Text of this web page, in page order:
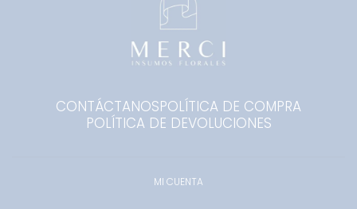
CONTÁCTANOSPOLÍTICA DE COMPRA
POLÍTICA DE DEVOLUCIONES
MI CUENTA